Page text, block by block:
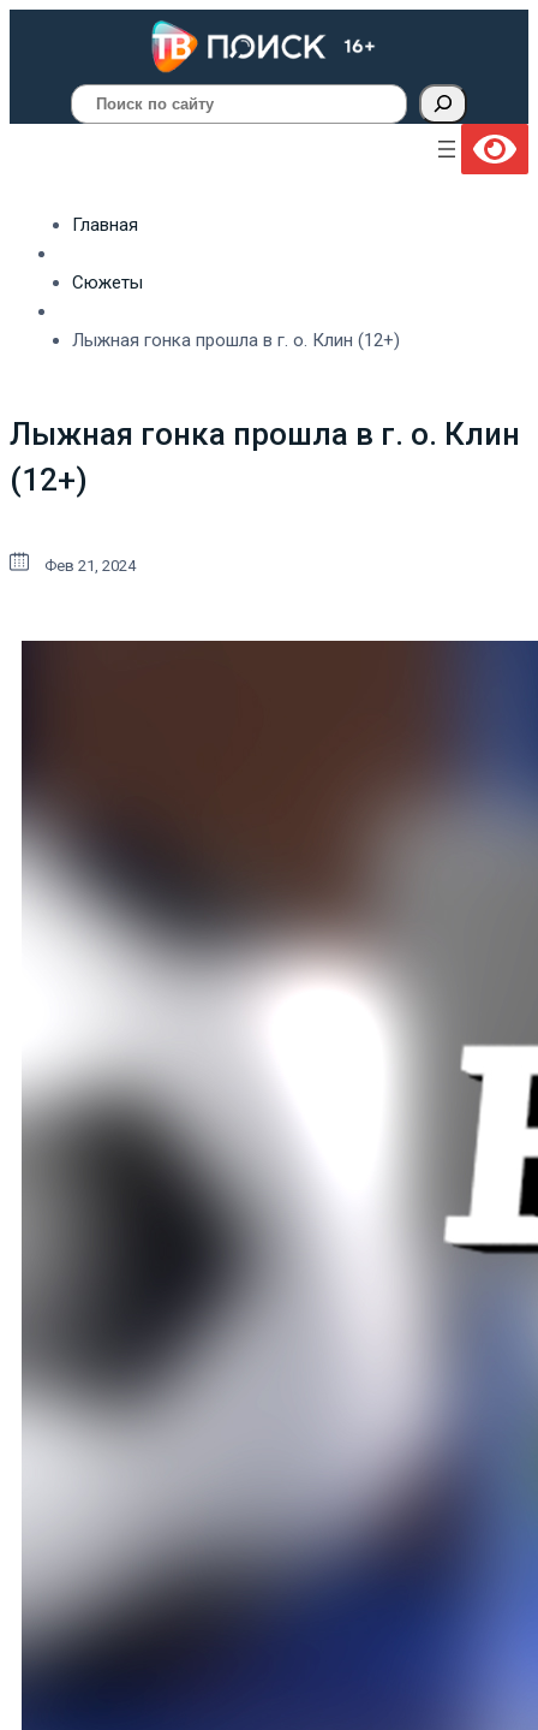
Поиск
Главная
Сюжеты
Лыжная гонка прошла в г. о. Клин (12+)
Лыжная гонка прошла в г. о. Клин
(12+)
Фев 21, 2024